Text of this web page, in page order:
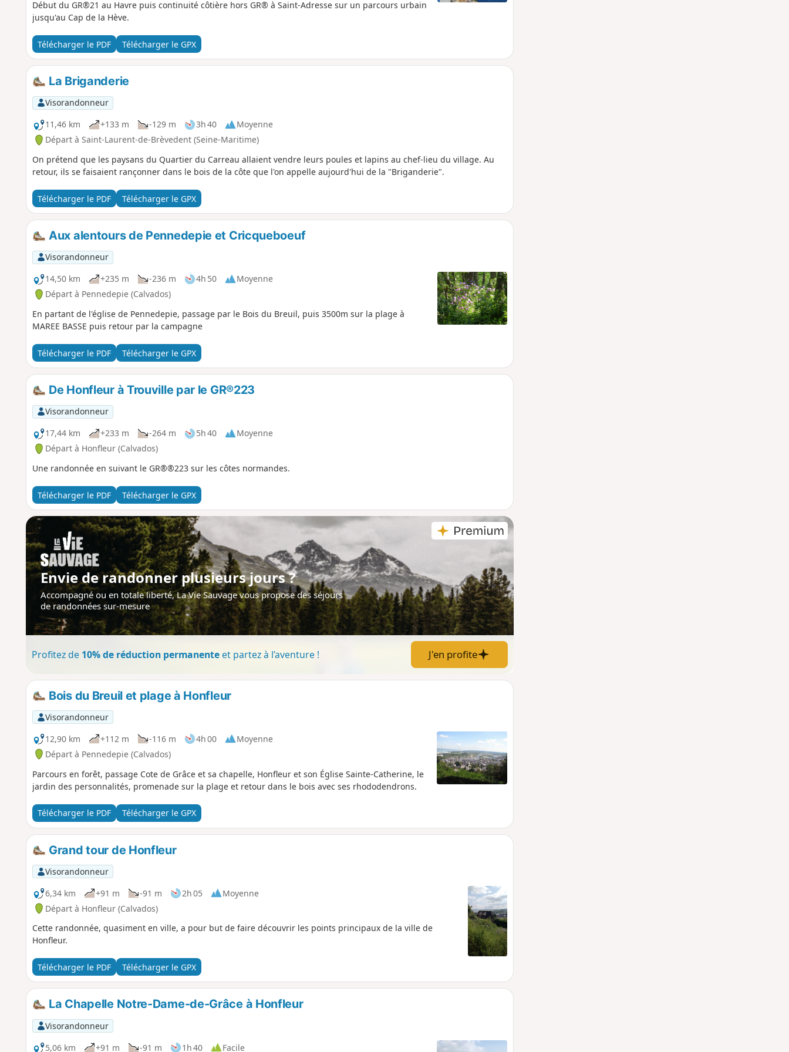
Début du GR®21 au Havre puis continuité côtière hors GR® à Saint-Adresse sur un parcours urbain
jusqu'au Cap de la Hève.
Télécharger le PDF Télécharger le GPX
La Briganderie
Visorandonneur
11,46 km
+133 m -129 m 3h 40
Moyenne
Départ à Saint-Laurent-de-Brèvedent (Seine-Maritime)
On prétend que les paysans du Quartier du Carreau allaient vendre leurs poules et lapins au chef-lieu du village. Au
retour, ils se faisaient rançonner dans le bois de la côte que l'on appelle aujourd'hui de la "Briganderie".
Télécharger le PDF Télécharger le GPX
Aux alentours de Pennedepie et Cricqueboeuf
Visorandonneur
14,50 km
+235 m -236 m 4h 50
Moyenne
Départ à Pennedepie (Calvados)
En partant de l'église de Pennedepie, passage par le Bois du Breuil, puis 3500m sur la plage à
MAREE BASSE puis retour par la campagne
Télécharger le PDF Télécharger le GPX
De Honfleur à Trouville par le GR®223
Visorandonneur
17,44 km
+233 m -264 m 5h 40
Moyenne
Départ à Honfleur (Calvados)
Une randonnée en suivant le GR®®223 sur les côtes normandes.
Télécharger le PDF Télécharger le GPX
Envie de randonner plusieurs jours ?
Accompagné ou en totale liberté, La Vie Sauvage vous propose des séjours
de randonnées sur-mesure
Profitez de 10% de réduction permanenteet partez à l’aventure ! J'en profite
Bois du Breuil et plage à Honfleur
Visorandonneur
12,90 km
+112 m -116 m 4h 00
Moyenne
Départ à Pennedepie (Calvados)
Parcours en forêt, passage Cote de Grâce et sa chapelle, Honfleur et son Église Sainte-Catherine, le
jardin des personnalités, promenade sur la plage et retour dans le bois avec ses rhododendrons.
Télécharger le PDF Télécharger le GPX
Grand tour de Honfleur
Visorandonneur
6,34 km
+91 m -91 m 2h 05
Moyenne
Départ à Honfleur (Calvados)
Cette randonnée, quasiment en ville, a pour but de faire découvrir les points principaux de la ville de
Honfleur.
Télécharger le PDF Télécharger le GPX
La Chapelle Notre-Dame-de-Grâce à Honfleur
Visorandonneur
5,06 km
+91 m -91 m 1h 40 Facile